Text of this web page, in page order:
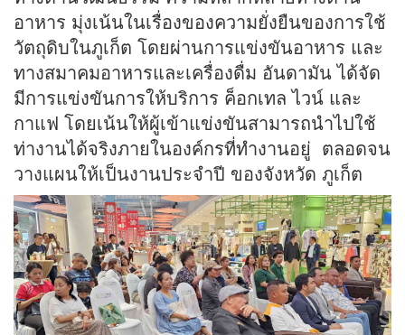
อาหาร มุ่งเน้นในเรื่องของความยั่งยืนของการใช้
วัตถุดิบในภูเก็ต โดยผ่านการแข่งขันอาหาร และ
ทางสมาคมอาหารและเครื่องดื่ม อันดามัน ได้จัด
มีการแข่งขันการให้บริการ ค็อกเทล ไวน์ และ
กาแฟ โดยเน้นให้ผู้เข้าแข่งขันสามารถนำไปใช้
ท่างานได้จริงภายในองค์กรที่ทำงานอยู่ ตลอดจน
วางแผนให้เป็นงานประจำปี ของจังหวัด ภูเก็ต